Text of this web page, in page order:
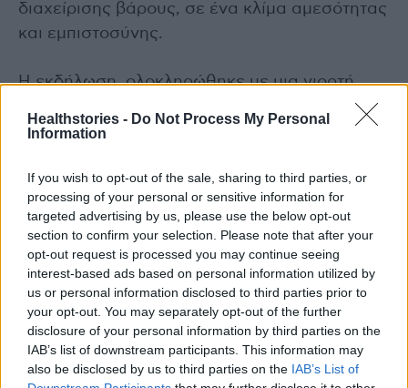
Healthstories - Do Not Process My Personal
Information
If you wish to opt-out of the sale, sharing to third parties, or
processing of your personal or sensitive information for
targeted advertising by us, please use the below opt-out
section to confirm your selection. Please note that after your
opt-out request is processed you may continue seeing
interest-based ads based on personal information utilized by
us or personal information disclosed to third parties prior to
your opt-out. You may separately opt-out of the further
disclosure of your personal information by third parties on the
IAB’s list of downstream participants. This information may
also be disclosed by us to third parties on the IAB’s List of
διαχείρισης βάρους, σε ένα κλίμα αμεσότητας
και εμπιστοσύνης.
Η εκδήλωση, ολοκληρώθηκε με μια γιορτή
χαρά και τρόπος ζωής, με τη συμμετοχή του
Ζανέτας Λεωνίδη.
Μαζί για την πρόληψη και τη συλλογική
δράση
ΗΣυμμαχία για την Καταπολέμηση της
Παχυσαρκίας ευχαρίστησε θερμά όλους τους
συντελεστές και τους υποστηρικτές της
δράσης — MINDVIEW Strategy & Research,